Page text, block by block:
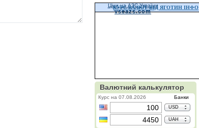
Ціни на АЗС України
vseazs.com
КУРС ВАЛЮТ ВІД ЯГОТИН ІНФО